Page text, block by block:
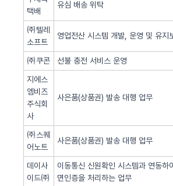
택배
유심 배송 위탁
㈜텔레
소프트
영업전산 시스템 개발, 운영 및 유
㈜쿠콘
선불 충전 서비스 운영
지에스
엠비즈
주식회
사
사은품(상품권) 발송 대행 업무
㈜스퀘
어노트
사은품(상품권) 발송 대행 업무
데이사
이드㈜
이동통신 신원확인 시스템과 연동
면인증을 처리하는 업무